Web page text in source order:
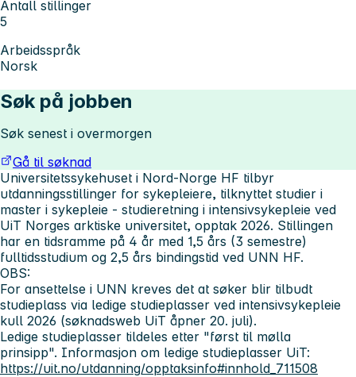
Antall stillinger
5
Arbeidsspråk
Norsk
Søk på jobben
Søk senest i overmorgen
Gå til søknad
Universitetssykehuset i Nord-Norge HF tilbyr
utdanningsstillinger for sykepleiere, tilknyttet studier i
master i sykepleie - studieretning i intensivsykepleie ved
UiT Norges arktiske universitet, opptak 2026. Stillingen
har en tidsramme på 4 år med 1,5 års (3 semestre)
fulltidsstudium og 2,5 års bindingstid ved UNN HF.
OBS:
For ansettelse i UNN kreves det at søker blir tilbudt
studieplass via ledige studieplasser ved intensivsykepleie
kull 2026 (søknadsweb UiT åpner 20. juli).
Ledige studieplasser tildeles etter "først til mølla
prinsipp". Informasjon om ledige studieplasser UiT:
https://uit.no/utdanning/opptaksinfo#innhold_711508